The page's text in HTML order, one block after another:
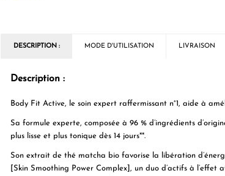
DESCRIPTION : MODE D'UTILISATION LIVRAISON
Description :
Body Fit Active, le soin expert raffermissant n°1, aide à
Sa formule experte, composée à 96 % d’ingrédients
plus lisse et plus tonique dès 14 jours**.
Son extrait de thé matcha bio favorise la libération
[Skin Smoothing Power Complex], un duo d’actifs à l’effet